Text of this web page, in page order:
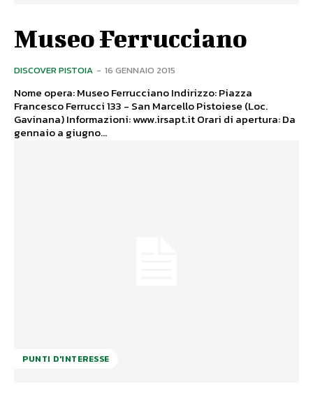
Museo Ferrucciano
DISCOVER PISTOIA - 16 GENNAIO 2015
Nome opera: Museo Ferrucciano Indirizzo: Piazza
Francesco Ferrucci 133 - San Marcello Pistoiese (Loc.
Gavinana) Informazioni: www.irsapt.it Orari di apertura: Da
gennaio a giugno...
PUNTI D'INTERESSE